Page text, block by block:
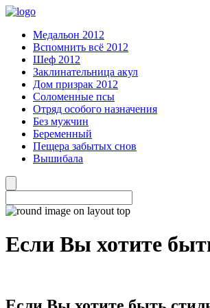
Медальон 2012
Вспомнить всё 2012
Шеф 2012
Заклинательница акул
Дом призрак 2012
Соломенные псы
Отряд особого назначения
Без мужчин
Беременный
Пещера забытых снов
Вышибала
Если Вы хотите